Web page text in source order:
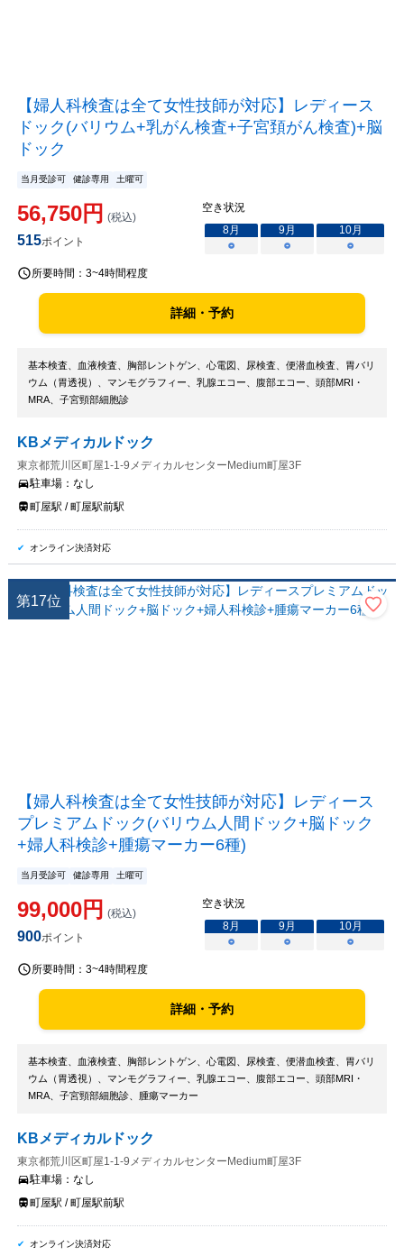
【婦人科検査は全て女性技師が対応】レディース
ドック(バリウム+乳がん検査+子宮頚がん検査)+脳
ドック
当月受診可 健診専用 土曜可
56,750円 (税込)
515ポイント
空き状況
8月 9月 10月
○
○ ○
所要時間： 3~4時間程度
詳細・予約
基本検査、血液検査、胸部レントゲン、心電図、尿検査、便潜血検査、胃バリ
ウム（胃透視）、マンモグラフィー、乳腺エコー、腹部エコー、頭部MRI・
MRA、子宮頸部細胞診
KBメディカルドック
東京都荒川区町屋1-1-9メディカルセンターMedium町屋3F
駐車場： なし
町屋駅 / 町屋駅前駅
オンライン決済対応
第17位
【婦人科検査は全て女性技師が対応】レディース
プレミアムドック(バリウム人間ドック+脳ドック
+婦人科検診+腫瘍マーカー6種)
当月受診可 健診専用 土曜可
99,000円 (税込)
900ポイント
空き状況
8月 9月 10月
○
○ ○
所要時間： 3~4時間程度
詳細・予約
基本検査、血液検査、胸部レントゲン、心電図、尿検査、便潜血検査、胃バリ
ウム（胃透視）、マンモグラフィー、乳腺エコー、腹部エコー、頭部MRI・
MRA、子宮頸部細胞診、腫瘍マーカー
KBメディカルドック
東京都荒川区町屋1-1-9メディカルセンターMedium町屋3F
駐車場： なし
町屋駅 / 町屋駅前駅
オンライン決済対応